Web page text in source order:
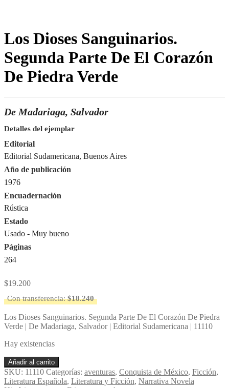
Los Dioses Sanguinarios.
Segunda Parte De El Corazón
De Piedra Verde
De Madariaga, Salvador
Detalles del ejemplar
Editorial
Editorial Sudamericana, Buenos Aires
Año de publicación
1976
Encuadernación
Rústica
Estado
Usado - Muy bueno
Páginas
264
$19.200
Con transferencia:$18.240
Los Dioses Sanguinarios. Segunda Parte De El Corazón De Piedra
Verde | De Madariaga, Salvador | Editorial Sudamericana | 11110
Hay existencias
Los
Dioses
Sanguinarios.
Añadir al carrito
SKU: 11110 Categorías: aventuras, Conquista de México, Ficción,
Literatura Española, Literatura y Ficción, Narrativa Novela